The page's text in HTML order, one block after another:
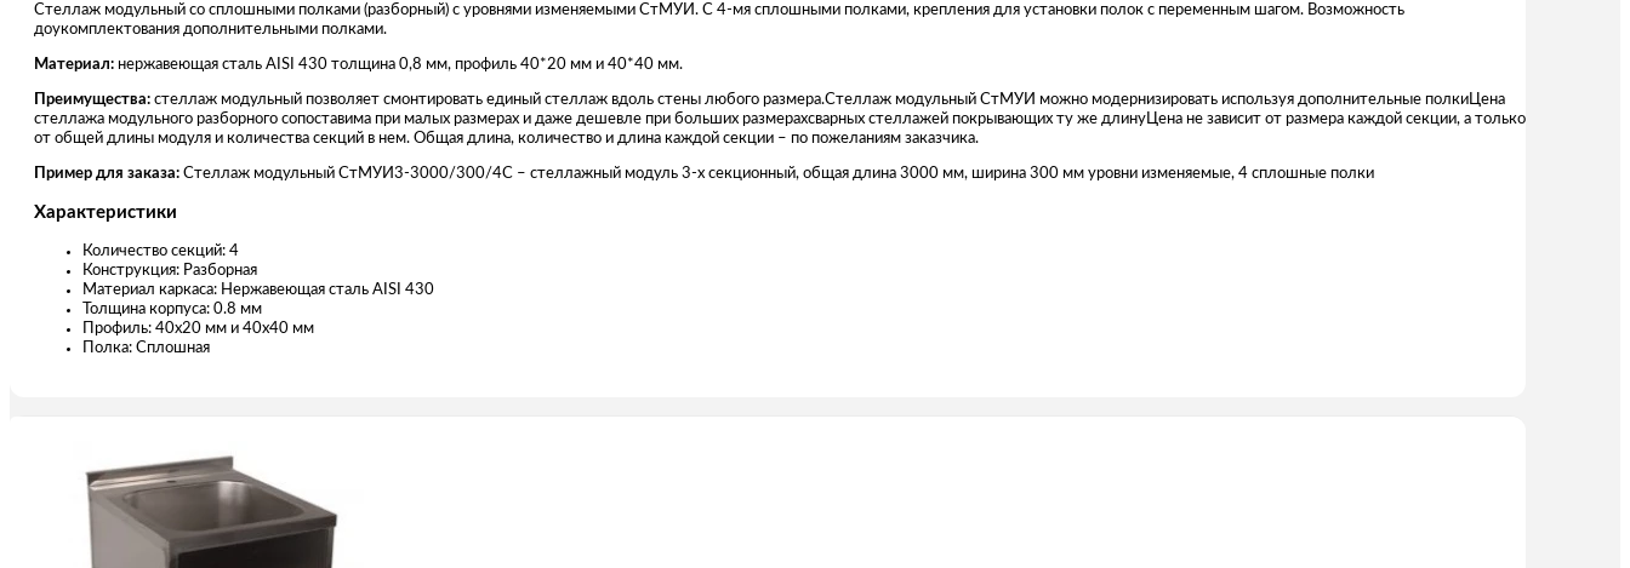
Стеллаж модульный со сплошными полками (разборный) с уровнями изменяемыми СтМУИ. С 4-мя сплошными полками, крепления для установки полок с переменным шагом. Возможность
доукомплектования дополнительными полками.
Материал: нержавеющая сталь AISI 430 толщина 0,8 мм, профиль 40*20 мм и 40*40 мм.
Преимущества: стеллаж модульный позволяет смонтировать единый стеллаж вдоль стены любого размера.Стеллаж модульный СтМУИ можно модернизировать используя дополнительные полкиЦена
стеллажа модульного разборного сопоставима при малых размерах и даже дешевле при больших размерахсварных стеллажей покрывающих ту же длинуЦена не зависит от размера каждой секции, а только
от общей длины модуля и количества секций в нем. Общая длина, количество и длина каждой секции – по пожеланиям заказчика.
Пример для заказа: Стеллаж модульный СтМУИ3-3000/300/4С – стеллажный модуль 3-х секционный, общая длина 3000 мм, ширина 300 мм уровни изменяемые, 4 сплошные полки
Характеристики
Количество секций: 4
Конструкция: Разборная
Материал каркаса: Нержавеющая сталь AISI 430
Толщина корпуса: 0.8 мм
Профиль: 40х20 мм и 40х40 мм
Полка: Сплошная